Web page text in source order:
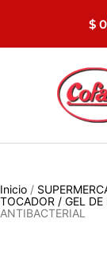
$0
Inicio /
TOCADOR / GEL DE
ANTIBACTERIAL